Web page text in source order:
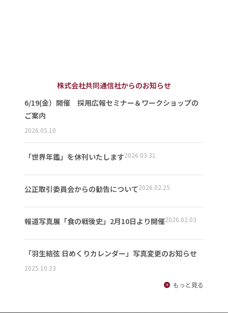
株式会社共同通信社からのお知らせ
6/19(金）開催 採用広報セミナー＆ワークショップの
ご案内
2026.05.10
「世界年鑑」を休刊いたします2026.03.31
公正取引委員会からの勧告について2026.02.25
報道写真展「食の戦後史」2月10日より開催2026.02.03
「羽生結弦 日めくりカレンダー」写真変更のお知らせ
2025.10.23
もっと見る